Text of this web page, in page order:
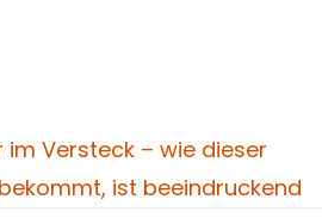
im Versteck – wie dieser
ist beeindruckend